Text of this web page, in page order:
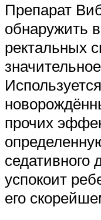
Препарат
обнаружить
ректальных
прочих
седативного
успокоит
его